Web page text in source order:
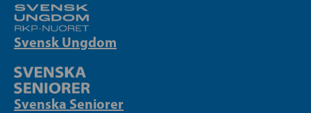
Svensk Ungdom
Svenska Seniorer